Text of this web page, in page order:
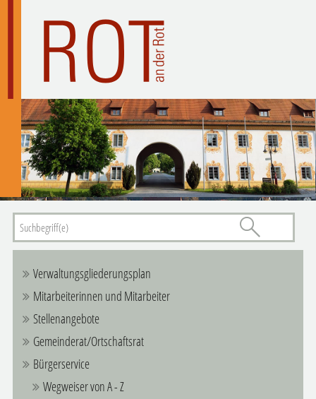
Verwaltungsgliederungsplan
Mitarbeiterinnen und Mitarbeiter
Stellenangebote
Gemeinderat/Ortschaftsrat
Bürgerservice
Wegweiser von A - Z